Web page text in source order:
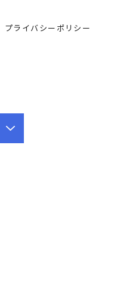
プライバシーポリシー